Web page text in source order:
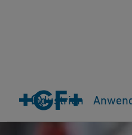
Industrien